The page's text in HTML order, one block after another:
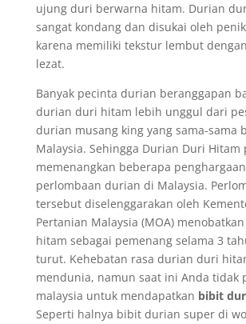
ujung duri berwarna hitam. Durian
sangat kondang dan disukai oleh
karena memiliki tekstur lembut
lezat.
Banyak pecinta durian beranggapan
durian duri hitam lebih unggul dari
durian musang king yang sama-sama
Malaysia. Sehingga Durian Duri Hitam
memenangkan beberapa
perlombaan durian di Malaysia.
tersebut diselenggarakan oleh
Pertanian Malaysia (MOA)
hitam sebagai pemenang selama 3
turut. Kehebatan rasa durian duri
mendunia, namun saat ini Anda tidak
malaysia untuk mendapatkan bibit
Seperti halnya bibit durian super di